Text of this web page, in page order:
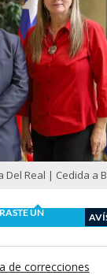
Real | Cedida a
UN
de correcciones